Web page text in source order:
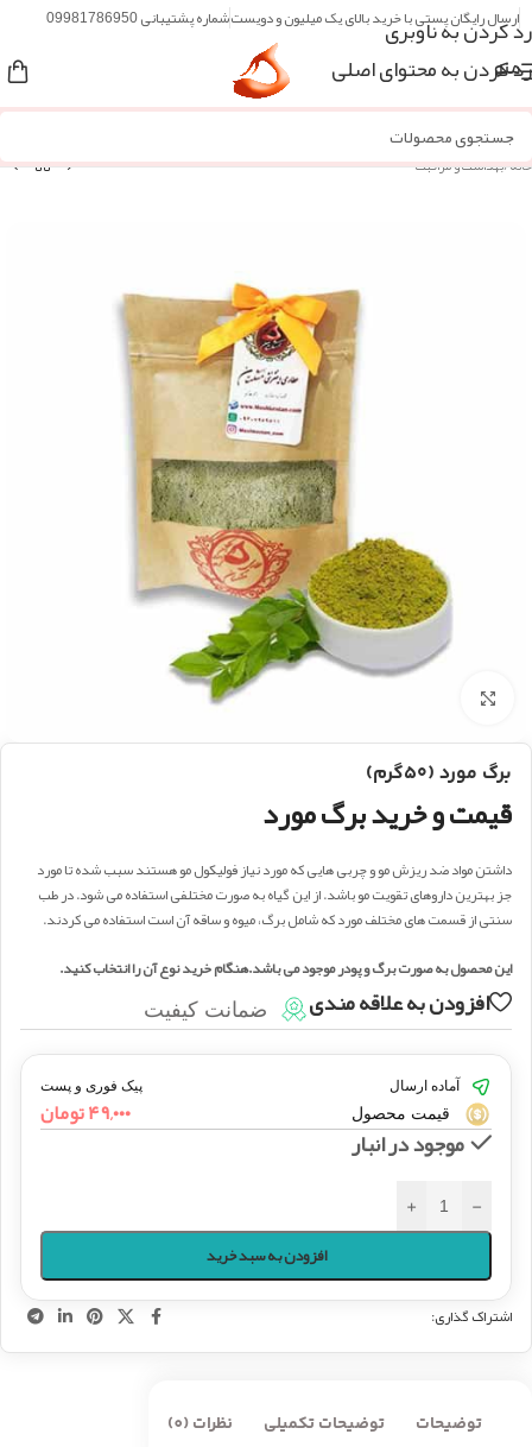
رد کردن به ناوبری
رد کردن به محتوای اصلی
ارسال رایگان پستی با خرید بالای یک میلیون و دویستشماره پشتیبانی 09981786950
منو
خانه/بهداشت و مراقبت
برگ مورد (۵۰گرم)
قیمت و خرید برگ مورد
داشتن مواد ضد ریزش مو و چربی هایی که مورد نیاز فولیکول مو هستند سبب شده تا مورد
جز بهترین داروهای تقویت مو باشد. از این گیاه به صورت مختلفی استفاده می شود. در طب
سنتی از قسمت های مختلف مورد که شامل برگ، میوه و ساقه آن است استفاده می کردند.
این محصول به صورت برگ و پودر موجود می باشد.هنگام خرید نوع آن را انتخاب کنید.
افزودن به علاقه مندی ضمانت کیفیت
آماده ارسال پیک فوری و پست
قیمت محصول ۴۹,۰۰۰تومان
موجود در انبار
-
+
افزودن به سبد خرید
اشتراک گذاری:
توضیحات توضیحات تکمیلی نظرات (0)